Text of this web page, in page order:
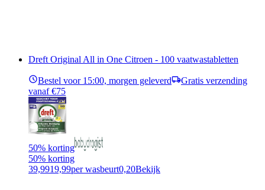
Dreft Original All in One Citroen - 100 vaatwastabletten
Bestel voor 15:00, morgen geleverd
Gratis verzending
vanaf €75
50% korting
50% korting
39,9919,99per wasbeurt0,20Bekijk